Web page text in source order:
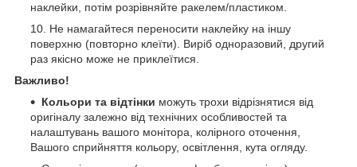
наклейки, потім розрівняйте ракелем/пластиком.
Не намагайтеся переносити наклейку на іншу
поверхню (повторно клеїти). Виріб одноразовий, другий
раз якісно може не приклеїтися.
Важливо!
Кольори та відтінки можуть трохи відрізнятися від
оригіналу залежно від технічних особливостей та
налаштувань вашого монітора, колірного оточення,
Вашого сприйняття кольору, освітлення, кута огляду.